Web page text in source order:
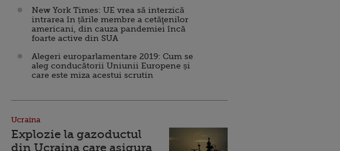
New York Times: UE vrea să interzică
intrarea în țările membre a cetăţenilor
americani, din cauza pandemiei încă
foarte active din SUA
Alegeri europarlamentare 2019: Cum se
aleg conducătorii Uniunii Europene și
care este miza acestui scrutin
Ucraina
Explozie la gazoductul
din Ucraina care asigura